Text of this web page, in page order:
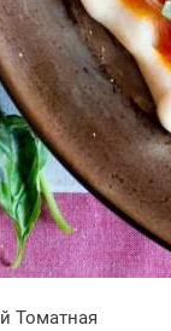
Томатная